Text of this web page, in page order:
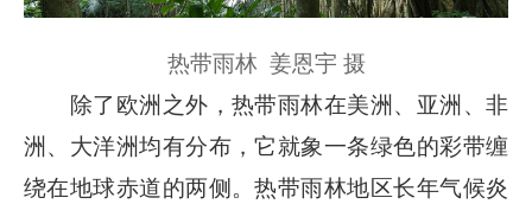
热带雨林 姜恩宇 摄
除了欧洲之外，热带雨林在美洲、亚洲、非
洲、大洋洲均有分布，它就象一条绿色的彩带缠
绕在地球赤道的两侧。热带雨林地区长年气候炎